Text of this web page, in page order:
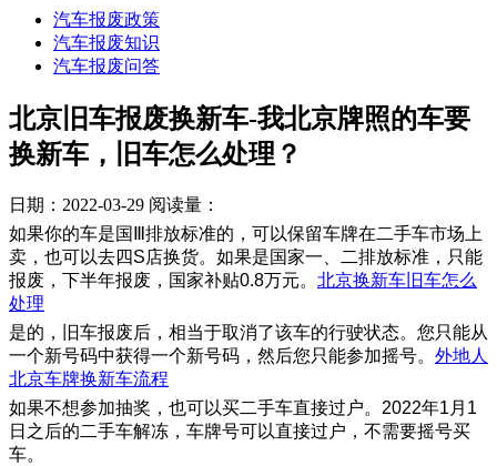
汽车报废政策
汽车报废知识
汽车报废问答
北京旧车报废换新车-我北京牌照的车要
换新车，旧车怎么处理？
日期：2022-03-29 阅读量：
如果你的车是国Ⅲ排放标准的，可以保留车牌在二手车市场上
卖，也可以去四S店换货。如果是国家一、二排放标准，只能
报废，下半年报废，国家补贴0.8万元。 北京换新车旧车怎么
处理
是的，旧车报废后，相当于取消了该车的行驶状态。您只能从
一个新号码中获得一个新号码，然后您只能参加摇号。 外地人
北京车牌换新车流程
如果不想参加抽奖，也可以买二手车直接过户。2022年1月1
日之后的二手车解冻，车牌号可以直接过户，不需要摇号买
车。